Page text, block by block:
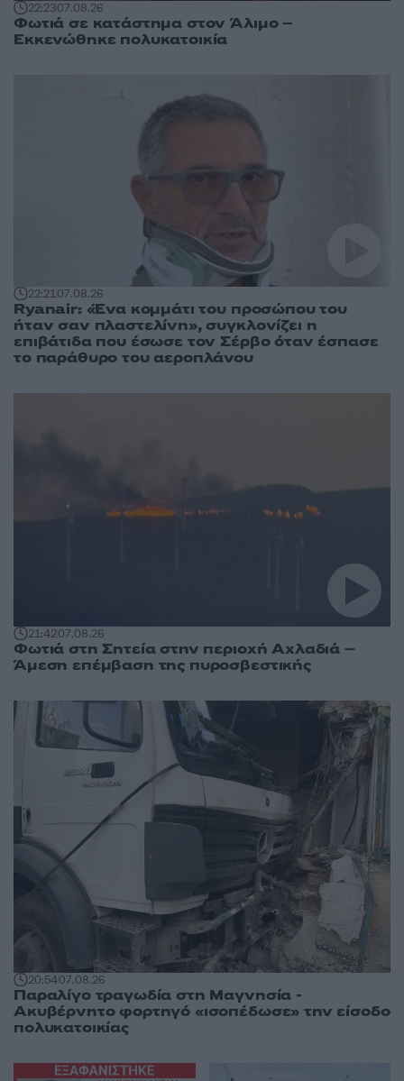
22:2307.08.26
Φωτιά σε κατάστημα στον Άλιμο –
Εκκενώθηκε πολυκατοικία
22:2107.08.26
Ryanair: «Ένα κομμάτι του προσώπου του
ήταν σαν πλαστελίνη», συγκλονίζει η
επιβάτιδα που έσωσε τον Σέρβο όταν έσπασε
το παράθυρο του αεροπλάνου
21:4207.08.26
Φωτιά στη Σητεία στην περιοχή Αχλαδιά –
Άμεση επέμβαση της πυροσβεστικής
20:5407.08.26
Παραλίγο τραγωδία στη Μαγνησία -
Ακυβέρνητο φορτηγό «ισοπέδωσε» την είσοδο
πολυκατοικίας